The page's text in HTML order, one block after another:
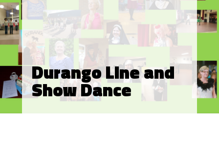
Durango Line and
Show Dance